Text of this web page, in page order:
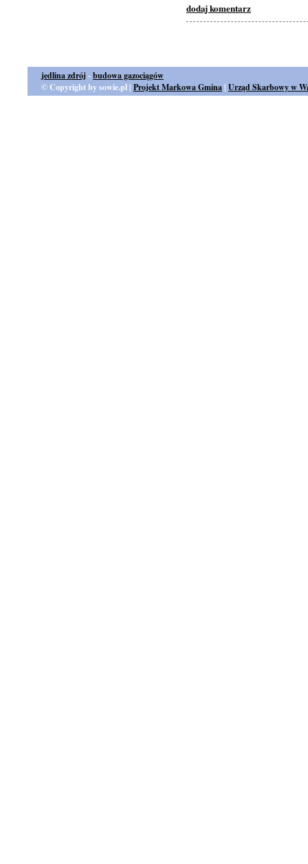
dodaj komentarz
jedlina zdrój-budowa gazociągów
© Copyright by sowie.pl | Projekt Markowa Gmina | Urząd Skarbowy w